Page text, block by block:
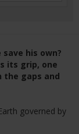
his own?
its grip, one
the gaps and
governed by